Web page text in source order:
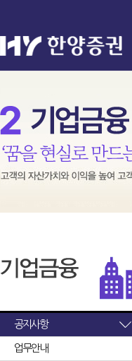
공지사항
업무안내